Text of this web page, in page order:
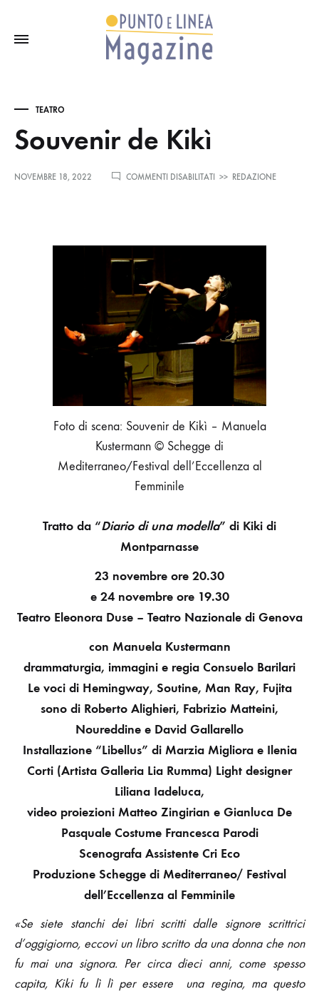
TEATRO
Souvenir de Kikì
NOVEMBRE 18, 2022 COMMENTI DISABILITATI
SU
>> REDAZIONE
Foto di scena: Souvenir de Kikì – Manuela
Kustermann © Schegge di
Mediterraneo/Festival dell’Eccellenza al
Femminile
Tratto da “Diario di una modella” di Kiki di
Montparnasse
23 novembre ore 20.30
e 24 novembre ore 19.30
Teatro Eleonora Duse – Teatro Nazionale di Genova
con Manuela Kustermann
drammaturgia, immagini e regia Consuelo Barilari
Le voci di Hemingway, Soutine, Man Ray, Fujita
sono di Roberto Alighieri, Fabrizio Matteini,
Noureddine e David Gallarello
Installazione “Libellus” di Marzia Migliora e Ilenia
Corti (Artista Galleria Lia Rumma) Light designer
Liliana Iadeluca,
video proiezioni Matteo Zingirian e Gianluca De
Pasquale Costume Francesca Parodi
Scenografa Assistente Cri Eco
Produzione Schegge di Mediterraneo/ Festival
dell’Eccellenza al Femminile
«Se siete stanchi dei libri scritti dalle signore scrittrici
d’oggigiorno, eccovi un libro scritto da una donna che non
fu mai una signora. Per circa dieci anni, come spesso
capita, Kiki fu lì lì per essere una regina, ma questo